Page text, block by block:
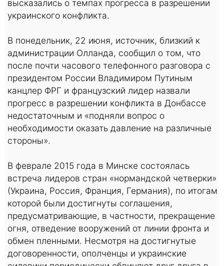
высказались о темпах прогресса в разрешении
украинского конфликта.
В понедельник, 22 июня, источник, близкий к
администрации Олланда, сообщил о том, что
после почти часового телефонного разговора с
президентом России Владимиром Путиным
канцлер ФРГ и французский лидер назвали
прогресс в разрешении конфликта в Донбассе
недостаточным и «подняли вопрос о
необходимости оказать давление на различные
стороны».
В феврале 2015 года в Минске состоялась
встреча лидеров стран «нормандской четверки»
(Украина, Россия, Франция, Германия), по итогам
которой были достигнуты соглашения,
предусматривающие, в частности, прекращение
огня, отведение вооружений от линии фронта и
обмен пленными. Несмотря на достигнутые
договоренности, ополченцы и украинские